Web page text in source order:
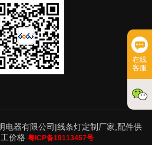
电器有限公司|线条灯定制厂家,配件供
价格 粤ICP备19113457号
在线
客服